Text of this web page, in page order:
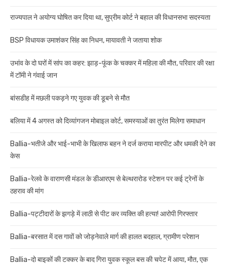
राज्यपाल ने अयोग्य घोषित कर दिया था, सुप्रीम कोर्ट ने बहाल की विधानसभा सदस्यता
BSP विधायक उमाशंकर सिंह का निधन, मायावती ने जताया शोक
उभांव के दो घरों में सांप का कहर: झाड़-फूंक के चक्कर में महिला की मौत, परिवार की रक्षा
में टॉमी ने गंवाई जान
बांसडीह में मछली पकड़ने गए युवक की डूबने से मौत
बलिया में 4 अगस्त को दिव्यांगजन मोबाइल कोर्ट, समस्याओं का तुरंत मिलेगा समाधान
Ballia-भतीजे और भाई-भाभी के खिलाफ बहन ने दर्ज कराया मारपीट और धमकी देने का
केस
Ballia-रेलवे के वाराणसी मंडल के डीआरएम से बेल्थरारोड स्टेशन पर कई ट्रेनों के
ठहराव की मांग
Ballia-पट्टीदारों के झगड़े में लाठी से पीट कर व्यक्ति की हत्या! आरोपी गिरफ्तार
Ballia-बरसात में दस गावों को जोड़नेवाले मार्ग की हालत बदहाल, ग्रामीण परेशान
Ballia-दो बाइकों की टक्कर के बाद गिरा युवक स्कूल बस की चपेट में आया, मौत, एक